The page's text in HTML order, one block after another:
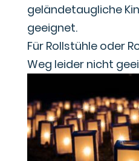
geländetaugliche
geeignet.
Für Rollstühle oder
Weg leider nicht